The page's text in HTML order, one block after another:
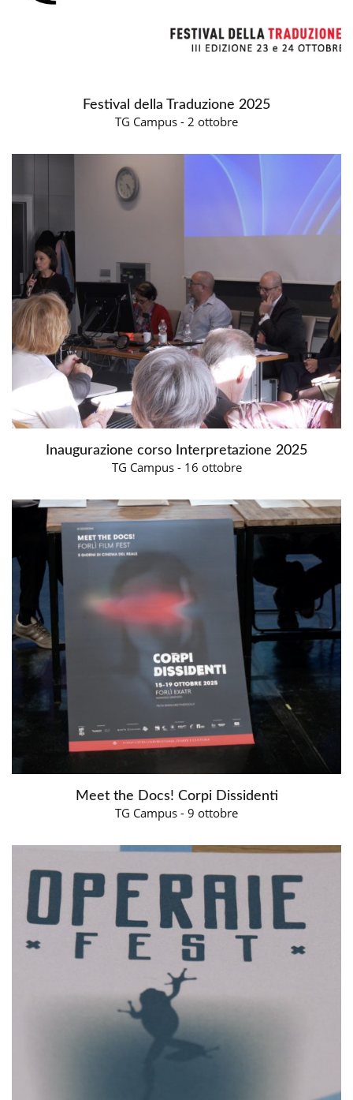
Festival della Traduzione 2025
TG Campus - 2 ottobre
Inaugurazione corso Interpretazione 2025
TG Campus - 16 ottobre
Meet the Docs! Corpi Dissidenti
TG Campus - 9 ottobre